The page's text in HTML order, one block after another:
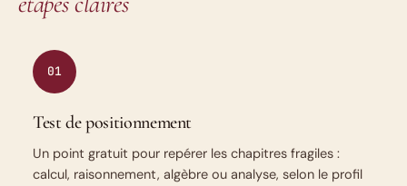
01
Test de positionnement
Un point gratuit pour repérer les chapitres fragiles :
calcul, raisonnement, algèbre ou analyse, selon le profil